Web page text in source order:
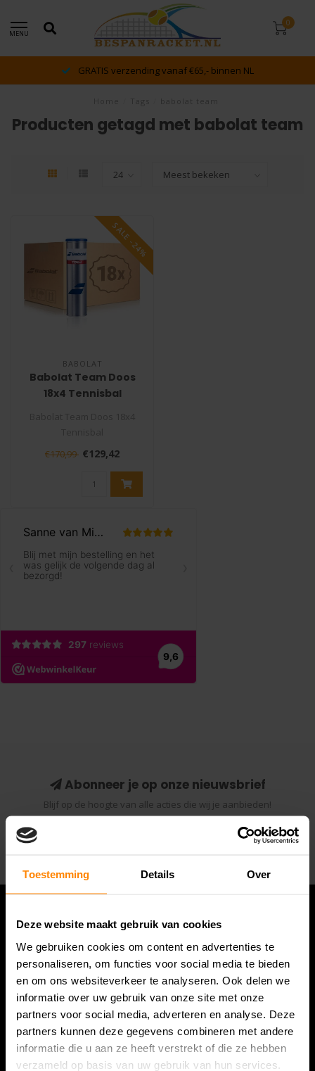
Toestemming Details Over
Deze website maakt gebruik van cookies
We gebruiken cookies om content en advertenties te
personaliseren, om functies voor social media te bieden
en om ons websiteverkeer te analyseren. Ook delen we
informatie over uw gebruik van onze site met onze
partners voor social media, adverteren en analyse. Deze
partners kunnen deze gegevens combineren met andere
informatie die u aan ze heeft verstrekt of die ze hebben
verzameld op basis van uw gebruik van hun services.
MENU
0
GRATIS verzending vanaf €65,- binnen NL
Producten getagd met babolat team
SALE -24%
BABOLAT
Babolat Team Doos
18x4 Tennisbal
De Babolat Team tennisbal
is een premium bal..
€170,99 €129,42
Abonneer je op onze nieuwsbrief
Blijf op de hoogte van alle acties die wij je aanbieden!
Abonneer
Bespanracket.nl is dé racketspecialist van Lelystad en
omstreken.